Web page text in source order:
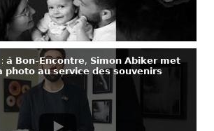
𝗮̀ 𝗕𝗼𝗻-𝗘𝗻𝗰𝗼𝗻𝘁𝗿𝗲, 𝗦𝗶𝗺𝗼𝗻 𝗔𝗯𝗶𝗸𝗲𝗿 𝗺𝗲𝘁
𝗽𝗵𝗼𝘁𝗼 𝗮𝘂 𝘀𝗲𝗿𝘃𝗶𝗰𝗲 𝗱𝗲𝘀 𝘀𝗼𝘂𝘃𝗲𝗻𝗶𝗿𝘀